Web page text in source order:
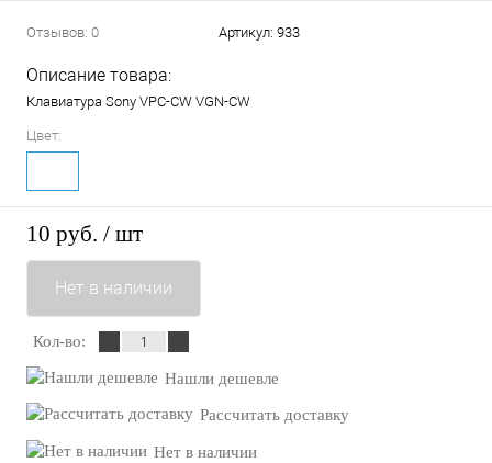
Отзывов: 0 Артикул: 933
Описание товара:
Клавиатура Sony VPC-CW VGN-CW
Цвет:
10 руб. / шт
Нет в наличии
Кол-во:
Нашли дешевле
Рассчитать доставку
Нет в наличии